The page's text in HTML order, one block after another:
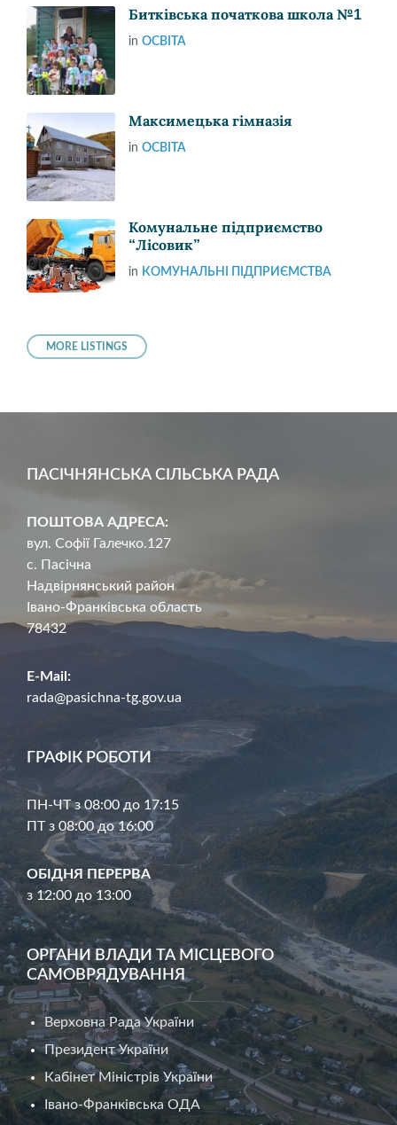
Битківська початкова школа №1
in ОСВІТА
Максимецька гімназія
in ОСВІТА
Комунальне підприємство
“Лісовик”
in КОМУНАЛЬНІ ПІДПРИЄМСТВА
MORE LISTINGS
ПАСІЧНЯНСЬКА СІЛЬСЬКА РАДА
ПОШТОВА АДРЕСА:
вул. Софії Галечко.127
с. Пасічна
Надвірнянський район
Івано-Франківська область
78432
E-Mail:
rada@pasichna-tg.gov.ua
ГРАФІК РОБОТИ
ПН-ЧТ з 08:00 до 17:15
ПТ з 08:00 до 16:00
ОБІДНЯ ПЕРЕРВА
з 12:00 до 13:00
ОРГАНИ ВЛАДИ ТА МІСЦЕВОГО
САМОВРЯДУВАННЯ
Верховна Рада України
Президент України
Кабінет Міністрів України
Івано-Франківська ОДА